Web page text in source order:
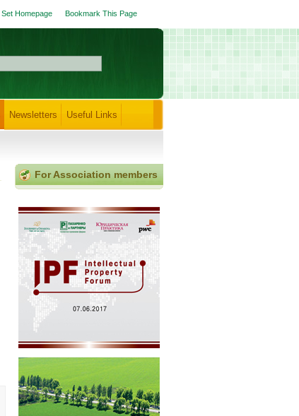
Set Homepage Bookmark This Page
Newsletters Useful Links
For Association members